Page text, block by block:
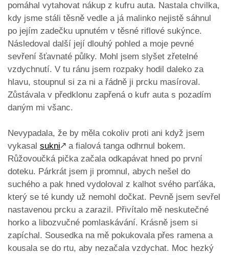
pomáhal vytahovat nákup z kufru auta. Nastala chvilka,
kdy jsme stáli těsně vedle a já malinko nejistě sáhnul
po jejím zadečku upnutém v těsné riflové sukýnce.
Následoval další její dlouhý pohled a moje pevné
sevření šťavnaté půlky. Mohl jsem slyšet zřetelné
vzdychnutí. V tu ránu jsem rozpaky hodil daleko za
hlavu, stoupnul si za ni a řádně ji prcku masíroval.
Zůstávala v předklonu zapřená o kufr auta s pozadím
daným mi všanc.
Nevypadala, že by měla cokoliv proti ani když jsem
vykasal sukni🡕 a fialová tanga odhrnul bokem.
Růžovoučká pička začala odkapávat hned po první
doteku. Párkrát jsem ji promnul, abych nešel do
suchého a pak hned vydoloval z kalhot svého parťáka,
který se té kundy už nemohl dočkat. Pevně jsem sevřel
nastavenou prcku a zarazil. Přivítalo mě neskutečné
horko a libozvučné pomlaskávání. Krásně jsem si
zapíchal. Sousedka na mě pokukovala přes ramena a
kousala se do rtu, aby nezačala vzdychat. Moc hezký